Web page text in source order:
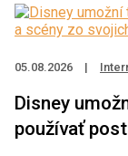
05.08.2026 |
Disney
používať